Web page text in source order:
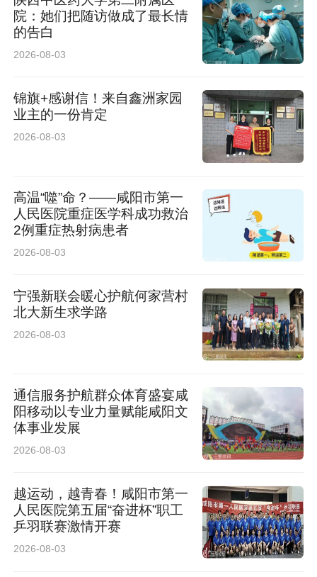
院：她们把随访做成了最长情
的告白
2026-08-03
锦旗+感谢信！来自鑫洲家园
业主的一份肯定
2026-08-03
高温“噬”命？——咸阳市第一
人民医院重症医学科成功救治
2例重症热射病患者
2026-08-03
宁强新联会暖心护航何家营村
北大新生求学路
2026-08-03
通信服务护航群众体育盛宴咸
阳移动以专业力量赋能咸阳文
体事业发展
2026-08-03
越运动，越青春！咸阳市第一
人民医院第五届“奋进杯”职工
乒羽联赛激情开赛
2026-08-03